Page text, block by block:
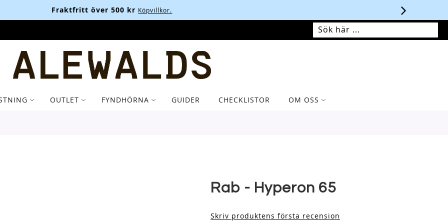
Fraktfritt över 500 kr Köpvillkor.
SÖK SÖK
MIN VARUKORG
OUTLET FYNDHÖRNA GUIDER CHECKLISTOR OM OSS
Rab - Hyperon 65
Skriv produktens första recension